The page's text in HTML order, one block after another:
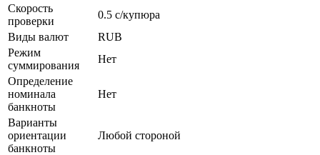
Скорость
проверки
0.5 с/купюра
Виды валют
RUB
Режим
суммирования
Нет
Определение
номинала
банкноты
Нет
Варианты
ориентации
банкноты
Любой стороной